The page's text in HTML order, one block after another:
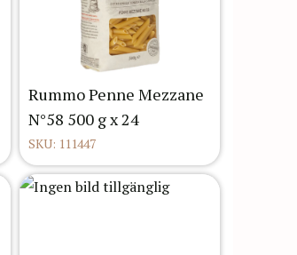
Rummo Penne Mezzane
N°58 500 g x 24
SKU: 111447